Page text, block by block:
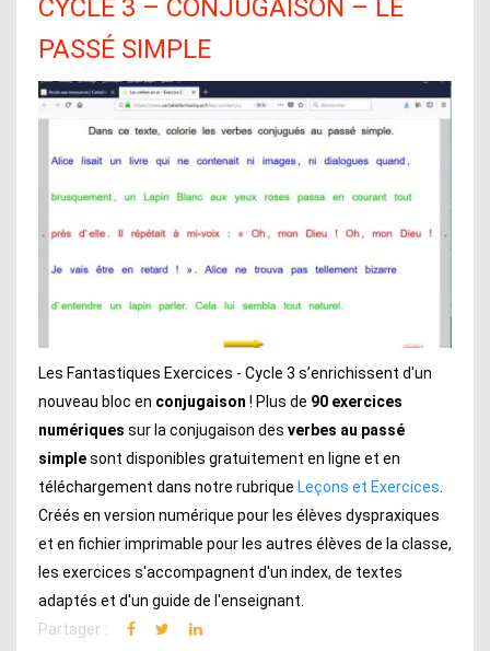
CYCLE 3 – CONJUGAISON – LE
PASSÉ SIMPLE
Les Fantastiques Exercices - Cycle 3 s’enrichissent d'un
nouveau bloc en conjugaison ! Plus de 90 exercices
numériques sur la conjugaison des verbes au passé
simplesont disponibles gratuitement en ligne et en
téléchargement dans notre rubrique Leçons et Exercices
Créés en version numérique pour les élèves dyspraxiques
et en fichier imprimable pour les autres élèves de la classe,
les exercices s'accompagnent d'un index, de textes
adaptés et d'un guide de l'enseignant.
Partager :